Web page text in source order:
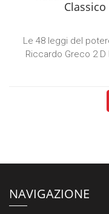
Le 48 leggi del
Riccardo Greco 2
NAVIGAZIONE